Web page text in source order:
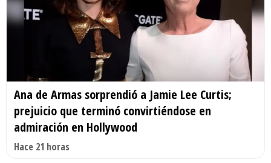
Ana de Armas sorprendió a Jamie Lee Curtis;
prejuicio que terminó convirtiéndose en
admiración en Hollywood
Hace 21 horas